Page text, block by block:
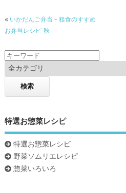
o
o
k
« いかだんご弁当 – 粗食のすすめ
お弁当レシピ-秋
特選お惣菜レシピ
特選お惣菜レシピ
野菜ソムリエレシピ
惣菜いろいろ